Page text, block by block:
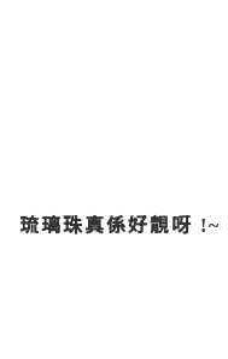
琉璃珠真係好靚呀 !~